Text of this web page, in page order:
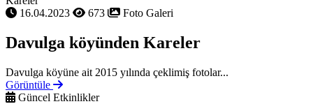
16.04.2023 673 Foto Galeri
Davulga köyünden Kareler
Davulga köyüne ait 2015 yılında çeklimiş fotolar...
Görüntüle
Güncel Etkinlikler